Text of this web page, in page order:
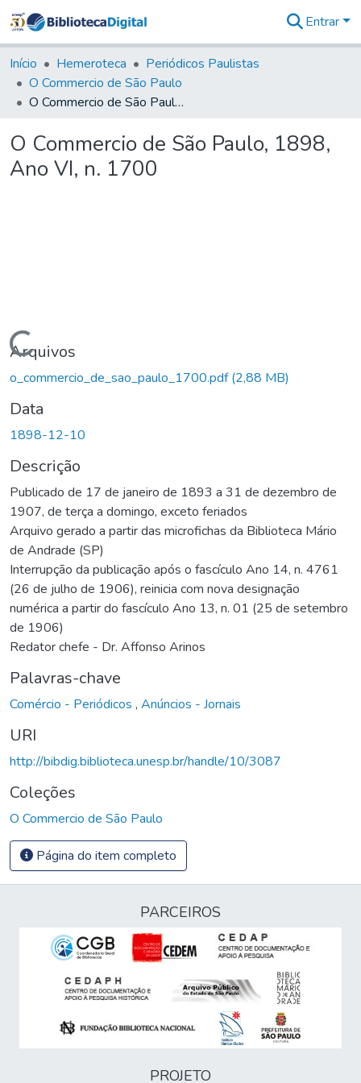
&
Coleções
Tudo na
Biblioteca
Estatísticas
Entrar
Início Hemeroteca
Periódicos Paulistas
O Commercio de São Paulo
O Commercio de São Paulo, 1898, Ano VI, n. 1700
O Commercio de São Paulo, 1898,
Ano VI, n. 1700
Carregando...
Arquivos
o_commercio_de_sao_paulo_1700.pdf(2,88 MB)
Data
1898-12-10
Descrição
Publicado de 17 de janeiro de 1893 a 31 de dezembro de
1907, de terça a domingo, exceto feriados
Arquivo gerado a partir das microfichas da Biblioteca Mário
de Andrade (SP)
Interrupção da publicação após o fascículo Ano 14, n. 4761
(26 de julho de 1906), reinicia com nova designação
numérica a partir do fascículo Ano 13, n. 01 (25 de setembro
de 1906)
Redator chefe - Dr. Affonso Arinos
Palavras-chave
Comércio - Periódicos , Anúncios - Jornais
URI
http://bibdig.biblioteca.unesp.br/handle/10/3087
Coleções
O Commercio de São Paulo
Página do item completo
PARCEIROS
PROJETO